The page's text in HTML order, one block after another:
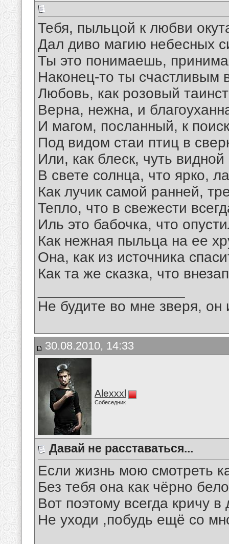
Тебя, пыльцой к любви
Дал диво магию небесных
Ты это понимаешь,
Наконец-то ты счастливым
Любовь, как розовый
Верна, нежна, и
И магом, посланный, к
Под видом стаи птиц в
Или, как блеск, чуть
В свете солнца, что ярко,
Как лучик самой ранней,
Тепло, что в свежести
Иль это бабочка, что
Как нежная пыльца на ее
Она, как из источника
Как та же сказка, что
Не будите во мне зверя, он
30.08.2010, 14:33
Alexxxl
Собеседник
Давай не расставаться...
Если жизнь мою смотреть
Без тебя она как чёрно
Вот поэтому всегда кричу в
Не уходи ,побудь ещё со